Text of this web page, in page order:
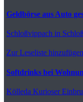
Geldbörse aus Auto
Schloßvippach in
Zur Leseliste hinzufügen
Softdrinks bei
Kölleda Kurioser